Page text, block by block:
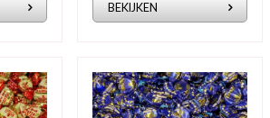
BEKIJKEN